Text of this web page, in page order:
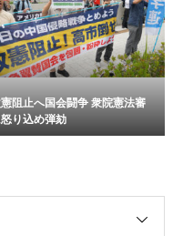
阻止へ国会闘争 衆院憲法審
り込め弾劾